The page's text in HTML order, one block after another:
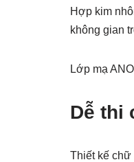
Hợp kim
không gian
Lớp mạ
Dễ thi
Thiết kế chữ